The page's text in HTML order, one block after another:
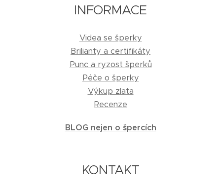
INFORMACE
Videa se šperky
Brilianty a certifikáty
Punc a ryzost šperků
Péče o šperky
Výkup zlata
Recenze
BLOG nejen o špercích
KONTAKT